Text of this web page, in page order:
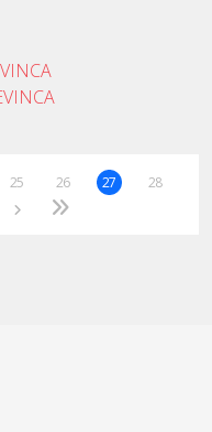
25 26 27
28